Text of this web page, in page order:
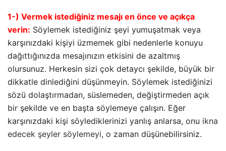
1-) Vermek istediğiniz mesajı en önce ve açıkça
verin: Söylemek istediğiniz şeyi yumuşatmak veya
karşınızdaki kişiyi üzmemek gibi nedenlerle konuyu
dağıttığınızda mesajınızın etkisini de azaltmış
olursunuz. Herkesin sizi çok detaycı şekilde, büyük bir
dikkatle dinlediğini düşünmeyin. Söylemek istediğinizi
sözü dolaştırmadan, süslemeden, değiştirmeden açık
bir şekilde ve en başta söylemeye çalışın. Eğer
karşınızdaki kişi söylediklerinizi yanlış anlarsa, onu ikna
edecek şeyler söylemeyi, o zaman düşünebilirsiniz.